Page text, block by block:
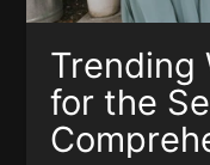
Trending
for the